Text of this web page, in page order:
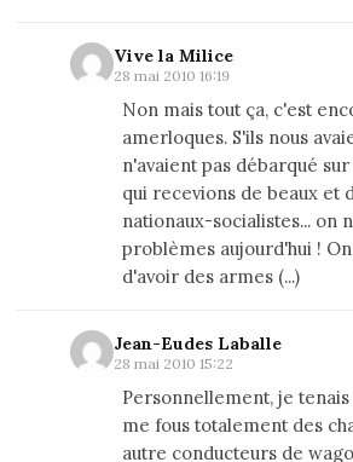
Vive la Milice
28 mai 2010 16:19
Non mais tout ça, c'est
amerloques. S'ils nous
n'avaient pas débarqué sur
qui recevions de beaux et
nationaux-socialistes... on
problèmes aujourd'hui !
d'avoir des armes (...)
Jean-Eudes Laballe
28 mai 2010 15:22
Personnellement, je
me fous totalement des
autre conducteurs de